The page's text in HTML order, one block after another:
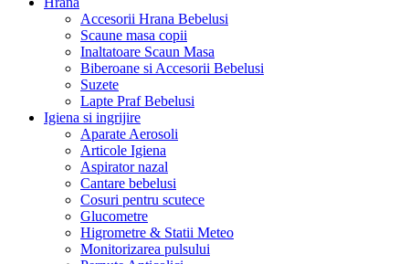
Accesorii Hrana Bebelusi
Scaune masa copii
Inaltatoare Scaun Masa
Biberoane si Accesorii Bebelusi
Suzete
Lapte Praf Bebelusi
Igiena si ingrijire
Aparate Aerosoli
Articole Igiena
Aspirator nazal
Cantare bebelusi
Cosuri pentru scutece
Glucometre
Higrometre & Statii Meteo
Monitorizarea pulsului